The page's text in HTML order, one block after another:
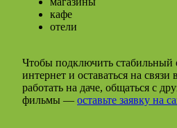
кафе
отели
Чтобы подключить стабильный
интернет и оставаться на связи
работать на даче, общаться с
фильмы — оставьте заявку на